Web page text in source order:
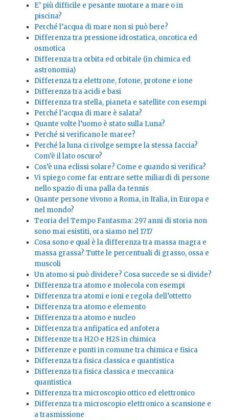
E’ più difficile e pesante nuotare a mare o in
piscina?
Perché l’acqua di mare non si può bere?
Differenza tra pressione idrostatica, oncotica ed
osmotica
Differenza tra orbita ed orbitale (in chimica ed
astronomia)
Differenza tra elettrone, fotone, protone e ione
Differenza tra acidi e basi
Differenza tra stella, pianeta e satellite con esempi
Perché l’acqua di mare è salata?
Quante volte l’uomo è stato sulla Luna?
Perché si verificano le maree?
Perché la luna ci rivolge sempre la stessa faccia?
Com’è il lato oscuro?
Cos’è una eclissi solare? Come e quando si verifica?
Vi spiego come far entrare sette miliardi di persone
nello spazio di una palla da tennis
Quante persone vivono a Roma, in Italia, in Europa e
nel mondo?
Teoria del Tempo Fantasma: 297 anni di storia non
sono mai esistiti, ora siamo nel 1717
Cosa sono e qual è la differenza tra massa magra e
massa grassa? Tutte le percentuali di grasso, ossa e
muscoli
Un atomo si può dividere? Cosa succede se si divide?
Differenza tra atomo e molecola con esempi
Differenza tra atomi e ioni e regola dell’ottetto
Differenza tra atomo e elemento
Differenza tra atomo e nucleo
Differenza tra anfipatica ed anfotera
Differenze tra H2O e H2S in chimica
Differenze e punti in comune tra chimica e fisica
Differenza tra fisica classica e quantistica
Differenza tra fisica classica e meccanica
quantistica
Differenza tra microscopio ottico ed elettronico
Differenza tra microscopio elettronico a scansione e
a trasmissione